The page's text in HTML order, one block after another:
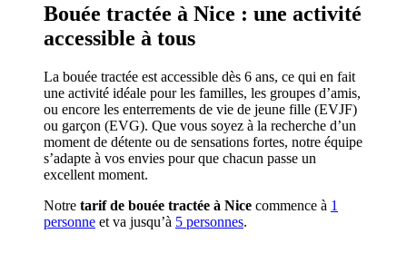
Bouée tractée à Nice : une activité
accessible à tous
La bouée tractée est accessible dès 6 ans, ce qui en fait
une activité idéale pour les familles, les groupes d’amis,
ou encore les enterrements de vie de jeune fille (EVJF)
ou garçon (EVG). Que vous soyez à la recherche d’un
moment de détente ou de sensations fortes, notre équipe
s’adapte à vos envies pour que chacun passe un
excellent moment.
Notre tarif de bouée tractée à Nice commence à 1
personne et va jusqu’à 5 personnes.